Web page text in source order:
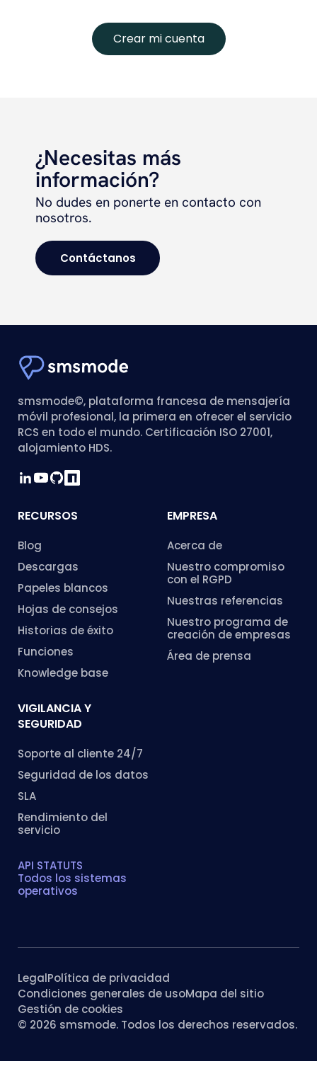
Crear mi cuenta
¿Necesitas más
información?
No dudes en ponerte en contacto con
nosotros.
Contáctanos
smsmode©, plataforma francesa de mensajería
móvil profesional, la primera en ofrecer el servicio
RCS en todo el mundo. Certificación ISO 27001,
alojamiento HDS.
RECURSOS
Blog
Descargas
Papeles blancos
Hojas de consejos
Historias de éxito
Funciones
Knowledge base
EMPRESA
Acerca de
Nuestro compromiso
con el RGPD
Nuestras referencias
Nuestro programa de
creación de empresas
Área de prensa
VIGILANCIA Y
SEGURIDAD
Soporte al cliente 24/7
Seguridad de los datos
SLA
Rendimiento del
servicio
API STATUTS
Todos los sistemas
operativos
© 2026 smsmode. Todos los derechos reservados.
LegalPolítica de privacidad
Condiciones generales de usoMapa del sitio
Gestión de cookies